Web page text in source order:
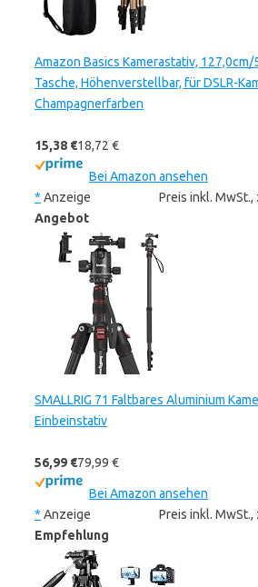
Amazon Basics Kamerastativ, 127,0cm/
Tasche, Höhenverstellbar, für DSLR-
Champagnerfarben
15,38 €18,72 €
Bei Amazon ansehen
* Anzeige
Preis inkl.
Angebot
SMALLRIG 71 Faltbares Aluminium
Einbeinstativ
56,99 €79,99 €
Bei Amazon ansehen
* Anzeige
Preis inkl.
Empfehlung